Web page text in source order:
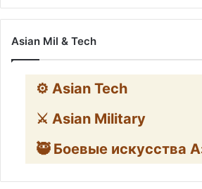
Asian Mil & Tech
⚙️ Asian Tech
⚔️ Asian Military
🥷 Боевые искусства